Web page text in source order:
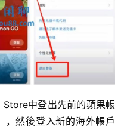
中登出先前的蘋果帳
，然後登入新的海外帳戶